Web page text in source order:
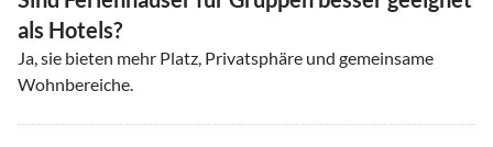
als Hotels?
Ja, sie bieten mehr Platz, Privatsphäre und gemeinsame
Wohnbereiche.